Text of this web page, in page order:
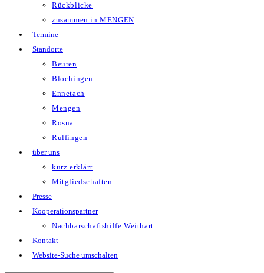
Rückblicke
zusammen in MENGEN
Termine
Standorte
Beuren
Blochingen
Ennetach
Mengen
Rosna
Rulfingen
über uns
kurz erklärt
Mitgliedschaften
Presse
Kooperationspartner
Nachbarschaftshilfe Weithart
Kontakt
Website-Suche umschalten